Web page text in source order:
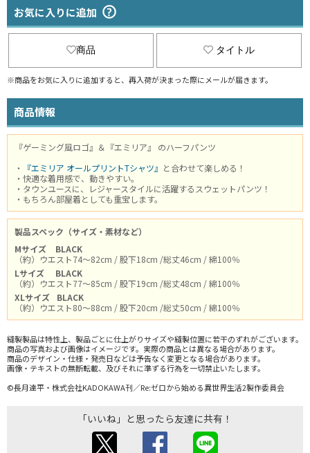
お気に入りに追加
商品 タイトル
※商品をお気に入りに追加すると、再入荷が決まった際にメールが届きます。
商品情報
『ゲーミング風ロゴ』＆『エミリア』 のハーフパンツ
・
『エミリア オールプリントTシャツ』 と合わせて楽しめる！
・快適な着用感で、動きやすい。
・タウンユースに、レジャースタイルに活躍するスウェットパンツ！
・もちろん部屋着としても重宝します。
製品スペック（サイズ・素材など）
Mサイズ
BLACK
（約）ウエスト74～82cm / 股下18cm /総丈46cm / 綿100％
Lサイズ
BLACK
（約）ウエスト77～85cm / 股下19cm /総丈48cm / 綿100％
XLサイズ
BLACK
（約）ウエスト80～88cm / 股下20cm /総丈50cm / 綿100％
縫製製品は特性上、製品ごとに仕上がりサイズや縫製位置に若干のずれがございます。
商品の写真および画像はイメージです。実際の商品とは異なる場合があります。
商品のデザイン・仕様・発売日などは予告なく変更となる場合があります。
画像・テキストの無断転載、及びそれに準ずる行為を一切禁止いたします。
©長月達平・株式会社KADOKAWA刊／Re:ゼロから始める異世界生活2製作委員会
「いいね」と思ったら友達に共有！